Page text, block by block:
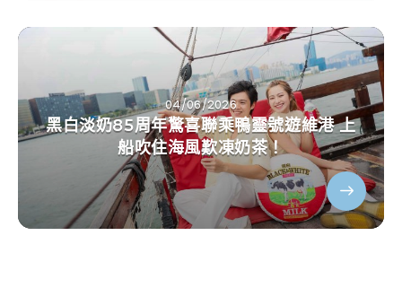
04/06/2026
黑白淡奶85周年驚喜聯乘鴨靈號遊維港 上
船吹住海風歎凍奶茶！